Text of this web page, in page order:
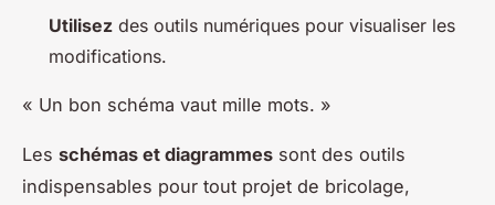
Utilisez des outils numériques pour visualiser les
modifications.
« Un bon schéma vaut mille mots. »
Les schémas et diagrammes sont des outils
indispensables pour tout projet de bricolage,